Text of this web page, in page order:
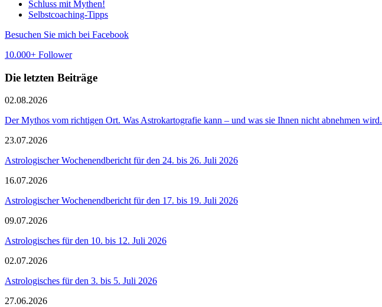
Schluss mit Mythen!
Selbstcoaching-Tipps
Besuchen Sie mich bei Facebook
10.000+ Follower
Die letzten Beiträge
02.08.2026
Der Mythos vom richtigen Ort. Was Astrokartografie kann – und was sie Ihnen nicht abnehmen wird.
23.07.2026
Astrologischer Wochenendbericht für den 24. bis 26. Juli 2026
16.07.2026
Astrologischer Wochenendbericht für den 17. bis 19. Juli 2026
09.07.2026
Astrologisches für den 10. bis 12. Juli 2026
02.07.2026
Astrologisches für den 3. bis 5. Juli 2026
27.06.2026